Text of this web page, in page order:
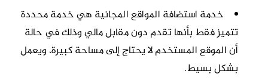
خدمة استضافة المواقع المجانية هي خدمة محددة
تتميز فقط بأنها تقدم دون مقابل مالي وذلك في حالة
أن الموقع المستخدم لا يحتاج إلى مساحة كبيرة، ويعمل
بشكل بسيط.